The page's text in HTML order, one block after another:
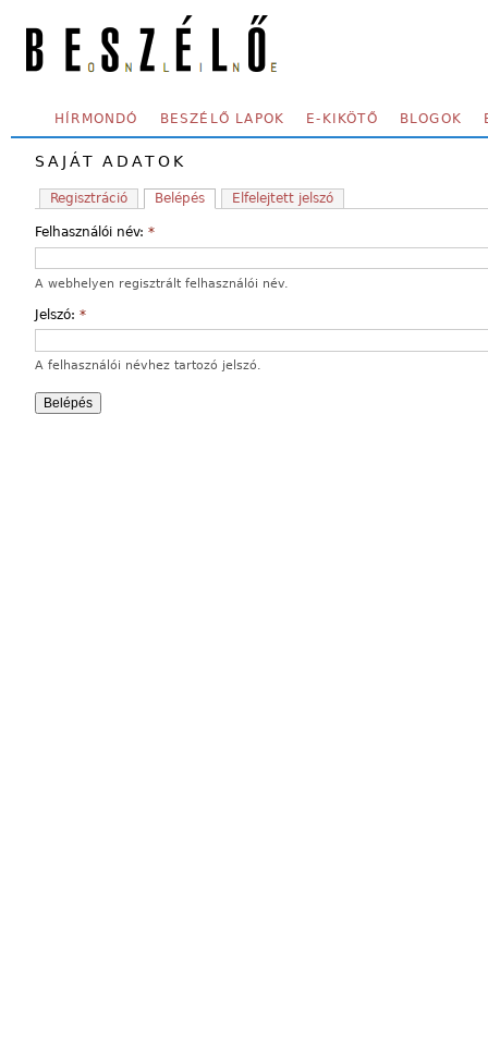
SECONDARY MENU
HÍRMONDÓ BESZÉLŐ LAPOK E-KIKÖTŐ BLOGOK
SAJÁT ADATOK
Regisztráció Belépés Elfelejtett jelszó
Felhasználói név: *
A webhelyen regisztrált felhasználói név.
Jelszó: *
A felhasználói névhez tartozó jelszó.